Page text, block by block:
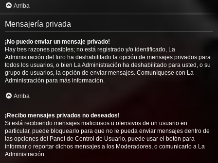
Arriba
Mensajería privada
¡No puedo enviar un mensaje privado!
Hay tres razones posibles; no está registrado y/o identificado, La
Administración del foro ha deshabilitado la opción de mensajes privados para
todos los usuarios, o bien La Administración ha deshabilitado para usted, o su
grupo de usuarios, la opción de enviar mensajes. Comuníquese con La
Administración para más información.
Arriba
¡Recibo mensajes privados no deseados!
Si está recibiendo mensajes maliciosos u ofensivos de un usuario en
particular, puede bloquearlo para que no le pueda enviar mensajes dentro de
las opciones del Panel de Control de Usuario, puede usar el botón para
informar o reportar dichos mensajes a los Moderadores, o comunicarlo a La
Administración.